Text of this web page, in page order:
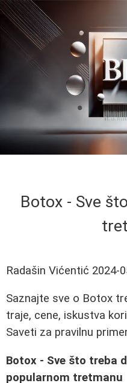
Botox - Sve
Radašin Vićentić 2024-
Saznajte sve o Botox
traje, cene, iskustva
Saveti za pravilnu
Botox - Sve što treba
popularnom tretmanu